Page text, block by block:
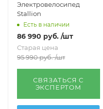
Электровелосипед
Stallion
Есть в наличии
86 990 руб. /шт
Старая цена
95 990руб. /шт
СВЯЗАТЬСЯ С
ЭКСПЕРТОМ